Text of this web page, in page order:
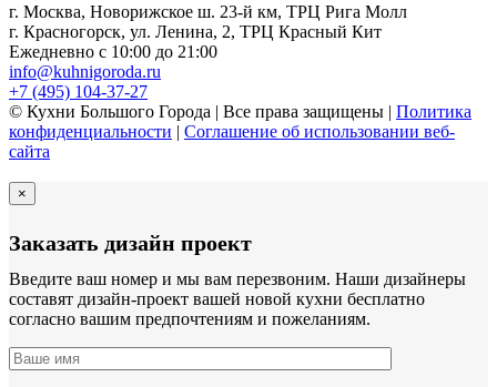
г. Москва, Новорижское ш. 23-й км, ТРЦ Рига Молл
г. Красногорск, ул. Ленина, 2, ТРЦ Красный Кит
Ежедневно с 10:00 до 21:00
info@kuhnigoroda.ru
+7 (495) 104-37-27
© Кухни Большого Города | Все права защищены | Политика
конфиденциальности | Соглашение об использовании веб-
сайта
×
Заказать дизайн проект
Введите ваш номер и мы вам перезвоним. Наши дизайнеры
составят дизайн-проект вашей новой кухни бесплатно
согласно вашим предпочтениям и пожеланиям.